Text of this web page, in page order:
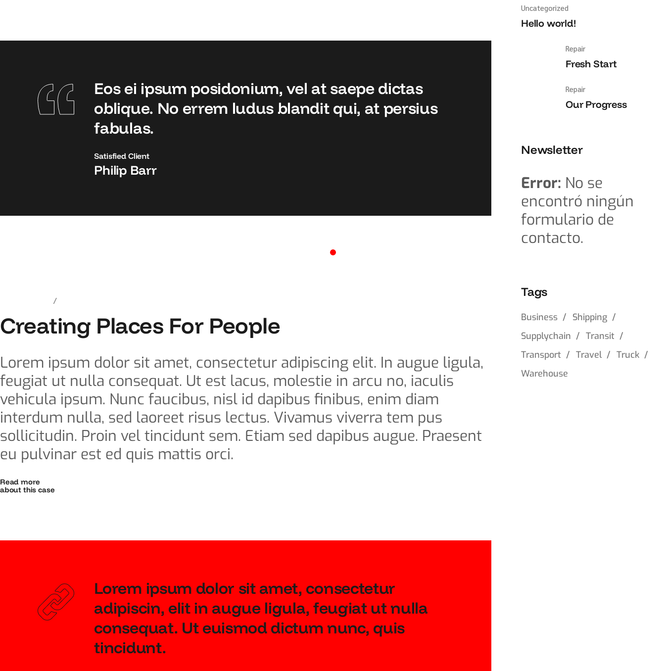
Eos ei ipsum posidonium, vel at saepe dictas
oblique. No errem ludus blandit qui, at persius
fabulas.
Satisfied Client
Philip Barr
Creating Places For People
Lorem ipsum dolor sit amet, consectetur adipiscing elit. In augue ligula,
feugiat ut nulla consequat. Ut est lacus, molestie in arcu no, iaculis
vehicula ipsum. Nunc faucibus, nisl id dapibus finibus, enim diam
interdum nulla, sed laoreet risus lectus. Vivamus viverra tem pus
sollicitudin. Proin vel tincidunt sem. Etiam sed dapibus augue. Praesent
eu pulvinar est ed quis mattis orci.
Read more
about this case
Lorem ipsum dolor sit amet, consectetur
adipiscin, elit in augue ligula, feugiat ut nulla
consequat. Ut euismod dictum nunc, quis
tincidunt.
Uncategorized
Hello world!
Repair
Fresh Start
Repair
Our Progress
Newsletter
Error: No se
encontró ningún
formulario de
contacto.
Tags
Business
Shipping
Supplychain
Transit
Transport
Travel
Truck
Warehouse